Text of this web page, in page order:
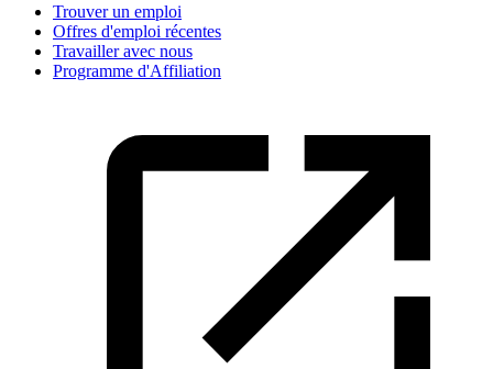
Trouver un emploi
Offres d'emploi récentes
Travailler avec nous
Programme d'Affiliation